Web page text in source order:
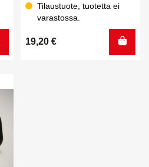
Tilaustuote, tuotetta ei
varastossa.
19,20 €